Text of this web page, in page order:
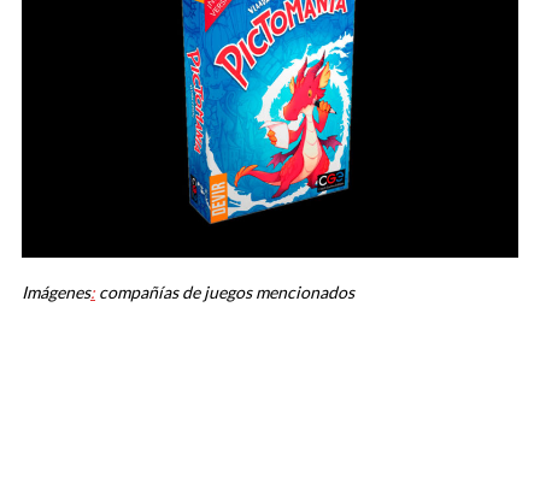
Imágenes: compañías de juegos mencionados